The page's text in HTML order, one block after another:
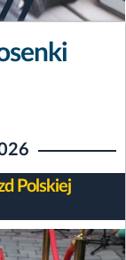
Polskiej